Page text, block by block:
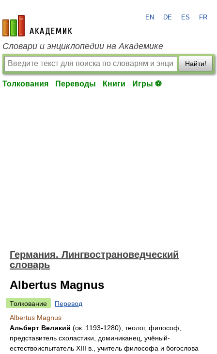
academic.ru
EN DE ES FR
Словари и энциклопедии на Академике
Найти!
Толкования Переводы Книги Игры ⚽
Германия. Лингвострановедческий
словарь
Albertus Magnus
Толкование
Перевод
Albertus Magnus
Альберт Великий (ок. 1193-1280), теолог, философ,
представитель схоластики, доминиканец, учёный-
естествоиспытатель XIII в., учитель философа и богослова